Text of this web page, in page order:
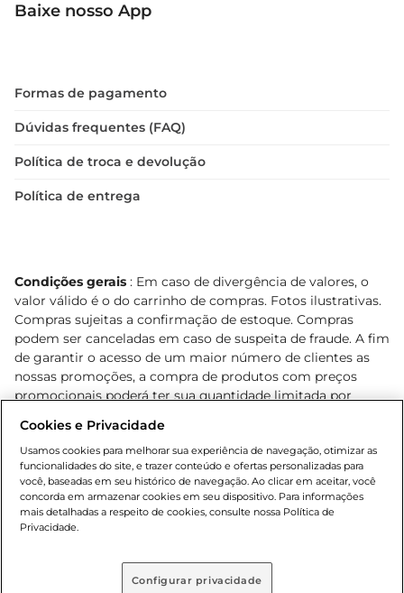
Baixe nosso App
Formas de pagamento
Dúvidas frequentes (FAQ)
Política de troca e devolução
Política de entrega
Condições gerais : Em caso de divergência de valores, o
valor válido é o do carrinho de compras. Fotos ilustrativas.
Compras sujeitas a confirmação de estoque. Compras
podem ser canceladas em caso de suspeita de fraude. A fim
de garantir o acesso de um maior número de clientes as
nossas promoções, a compra de produtos com preços
promocionais poderá ter sua quantidade limitada por
o e-commerce e válidos durante o dia de hoje, podendo
sofrer alterações sem prévia notificação. Proibida a venda
de bebidas alcoólicas para menores de 18 anos, conforme
Lei n.º 8069/90, art. 81, inciso II (Estatuto da Criança e do
Adolescente). Preços e condições exclusivos para o
www.bretas.com.br
Cookies e Privacidade
Usamos cookies para melhorar sua experiência de navegação, otimizar as
funcionalidades do site, e trazer conteúdo e ofertas personalizadas para
você, baseadas em seu histórico de navegação. Ao clicar em aceitar, você
concorda em armazenar cookies em seu dispositivo. Para informações
mais detalhadas a respeito de cookies, consulte nossa Política de
Privacidade.
Configurar privacidade